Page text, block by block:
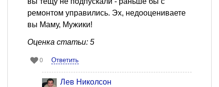
ремонтом управились. Эх, недооцениваете
вы Маму, Мужики!
Оценка статьи: 5
0 Ответить
Лев Николсон